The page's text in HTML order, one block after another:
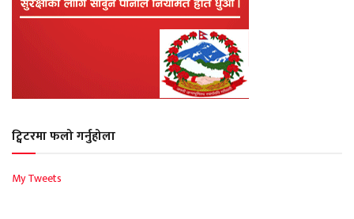
ट्विटरमा फलो गर्नुहोला
My Tweets